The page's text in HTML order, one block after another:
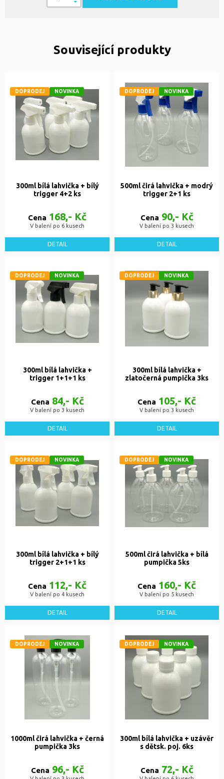
Související produkty
DOPRODEJ NOVINKA
300ml bílá lahvička + bílý
trigger 4+2 ks
Cena 168,- Kč
V balení po 6 kusech
DETAIL
DOPRODEJ NOVINKA
500ml čirá lahvička + modrý
trigger 2+1 ks
Cena 90,- Kč
V balení po 3 kusech
DETAIL
DOPRODEJ NOVINKA
300ml bílá lahvička +
trigger 1+1+1 ks
Cena 84,- Kč
V balení po 3 kusech
DETAIL
DOPRODEJ NOVINKA
300ml bílá lahvička +
zlatočerná pumpička 3ks
Cena 105,- Kč
V balení po 3 kusech
DETAIL
DOPRODEJ NOVINKA
300ml bílá lahvička + bílý
trigger 2+1+1 ks
Cena 112,- Kč
V balení po 4 kusech
DETAIL
DOPRODEJ NOVINKA
500ml čirá lahvička + bílá
pumpička 5ks
Cena 160,- Kč
V balení po 5 kusech
DETAIL
DOPRODEJ NOVINKA
1000ml čirá lahvička + černá
pumpička 3ks
Cena 96,- Kč
DOPRODEJ NOVINKA
300ml bílá lahvička + uzávěr
s dětsk. poj. 6ks
Cena 72,- Kč